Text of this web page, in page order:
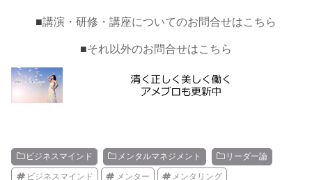
■講演・研修・講座についてのお問合せはこちら
■それ以外のお問合せはこちら
ビジネスマインド メンタルマネジメント リーダー論
ビジネスマインド メンター メンタリング